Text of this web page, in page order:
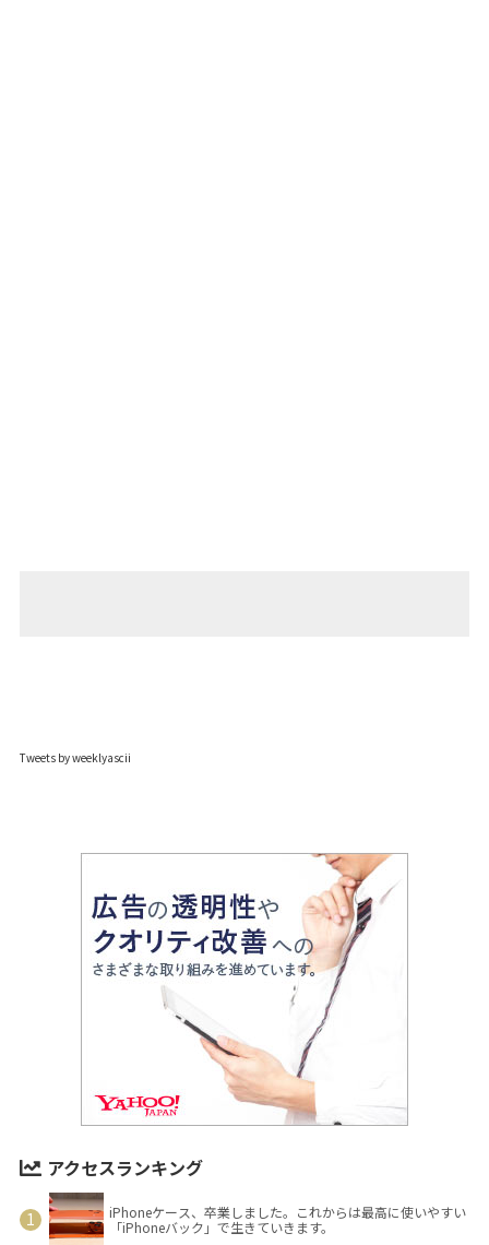
Tweets by weeklyascii
アクセスランキング
iPhoneケース、卒業しました。これからは最高に使いやすい
「iPhoneバック」で生きていきます。